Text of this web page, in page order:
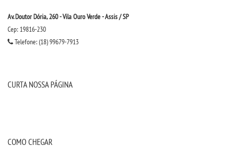
Av. Doutor Dória, 260 - Vila Ouro Verde - Assis / SP
Cep: 19816-230
Telefone: (18) 99679-7913
CURTA NOSSA PÁGINA
COMO CHEGAR